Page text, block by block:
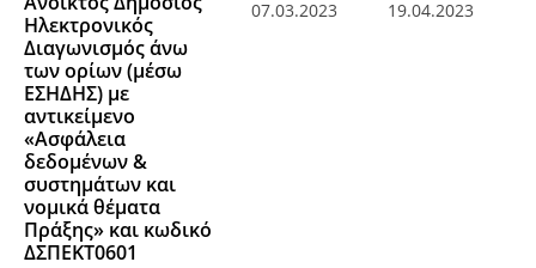
Ηλεκτρονικός
Διαγωνισμός άνω
των ορίων (μέσω
ΕΣΗΔΗΣ) με
αντικείμενο
«Ασφάλεια
δεδομένων &
συστημάτων και
νομικά θέματα
Πράξης» και κωδικό
ΔΣΠΕΚΤ0601
07.03.2023 19.04.2023